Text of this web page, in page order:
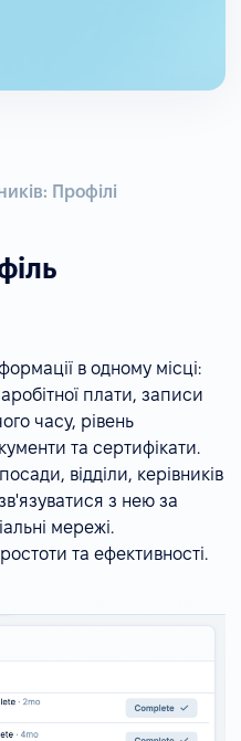
Профілі
в одному місці:
плати, записи
часу, рівень
та сертифікати.
відділи, керівників
з нею за
мережі.
та ефективності.